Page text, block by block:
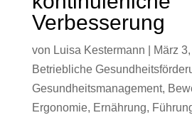
Verbesserung
von Luisa Kestermann März
Betriebliche
Gesundheitsmanagement,
Ergonomie, Ernährung,